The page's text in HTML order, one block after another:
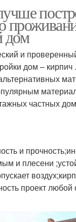
дом
и
дом –
частных
и
и плесени
проект любой